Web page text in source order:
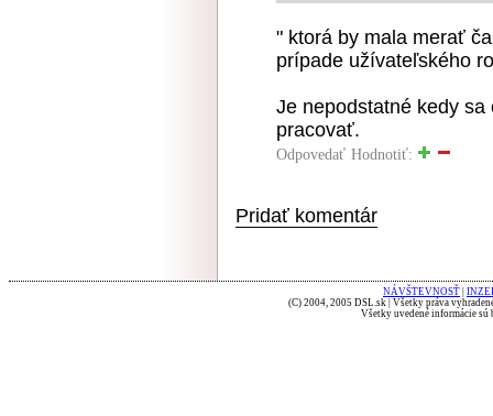
" ktorá by mala merať
prípade užívateľského
Je nepodstatné kedy
pracovať.
Odpovedať Hodnotiť:
Pridať komentár
NÁVŠTEVNOSŤ
(C) 2004, 2005 DSL.sk | Všetky práva
Všetky uvedené informácie sú